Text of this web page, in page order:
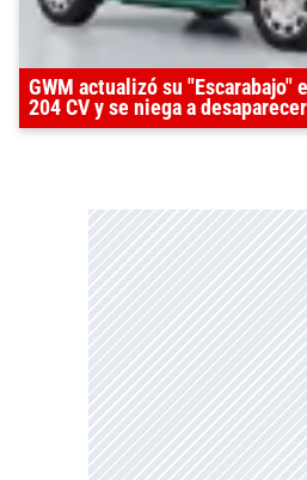
GWM actualizó su
204 CV y se niega a desaparecer